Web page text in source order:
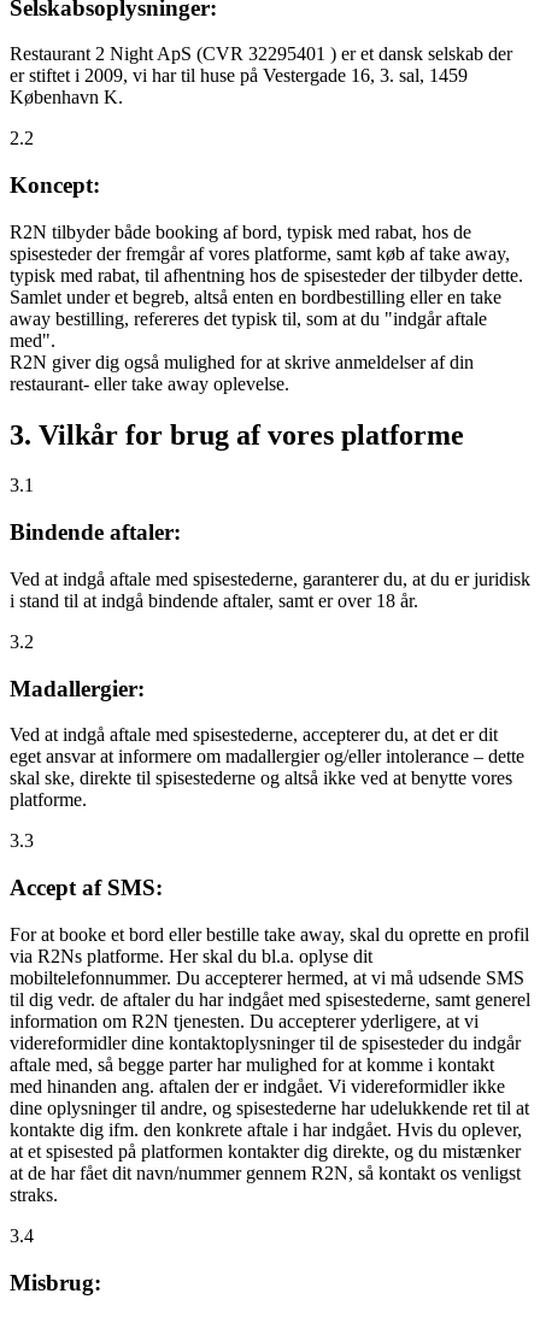
Selskabsoplysninger:
Restaurant 2 Night ApS (CVR 32295401 ) er et dansk selskab der
er stiftet i 2009, vi har til huse på Vestergade 16, 3. sal, 1459
København K.
2.2
Koncept:
R2N tilbyder både booking af bord, typisk med rabat, hos de
spisesteder der fremgår af vores platforme, samt køb af take away,
typisk med rabat, til afhentning hos de spisesteder der tilbyder dette.
Samlet under et begreb, altså enten en bordbestilling eller en take
away bestilling, refereres det typisk til, som at du "indgår aftale
med".
R2N giver dig også mulighed for at skrive anmeldelser af din
restaurant- eller take away oplevelse.
3. Vilkår for brug af vores platforme
3.1
Bindende aftaler:
Ved at indgå aftale med spisestederne, garanterer du, at du er juridisk
i stand til at indgå bindende aftaler, samt er over 18 år.
3.2
Madallergier:
Ved at indgå aftale med spisestederne, accepterer du, at det er dit
eget ansvar at informere om madallergier og/eller intolerance – dette
skal ske, direkte til spisestederne og altså ikke ved at benytte vores
platforme.
3.3
Accept af SMS:
For at booke et bord eller bestille take away, skal du oprette en profil
via R2Ns platforme. Her skal du bl.a. oplyse dit
mobiltelefonnummer. Du accepterer hermed, at vi må udsende SMS
til dig vedr. de aftaler du har indgået med spisestederne, samt generel
information om R2N tjenesten. Du accepterer yderligere, at vi
videreformidler dine kontaktoplysninger til de spisesteder du indgår
aftale med, så begge parter har mulighed for at komme i kontakt
med hinanden ang. aftalen der er indgået. Vi videreformidler ikke
dine oplysninger til andre, og spisestederne har udelukkende ret til at
kontakte dig ifm. den konkrete aftale i har indgået. Hvis du oplever,
at et spisested på platformen kontakter dig direkte, og du mistænker
at de har fået dit navn/nummer gennem R2N, så kontakt os venligst
straks.
3.4
Misbrug: